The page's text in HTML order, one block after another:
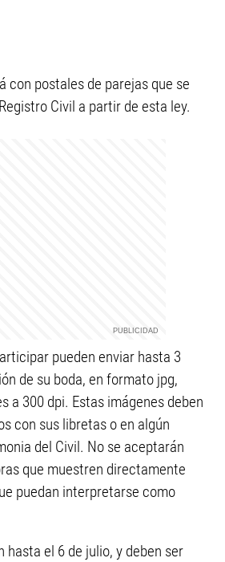
con postales de parejas que se
Civil a partir de esta ley.
pueden enviar hasta 3
de su boda, en formato jpg,
a 300 dpi. Estas imágenes deben
con sus libretas o en algún
del Civil. No se aceptarán
que muestren directamente
puedan interpretarse como
hasta el 6 de julio, y deben ser